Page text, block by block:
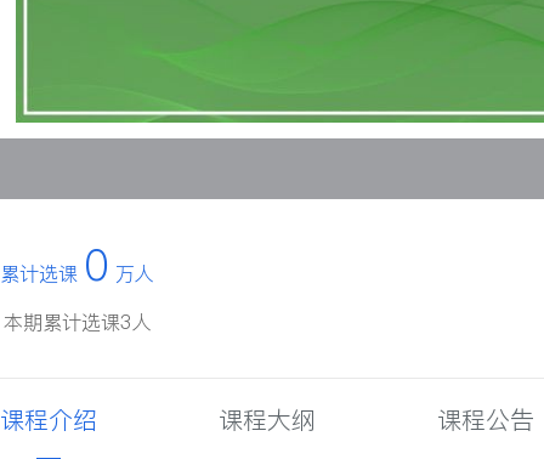
累计选课 0 万人
本期累计选课3人
课程介绍 课程大纲 课程公告